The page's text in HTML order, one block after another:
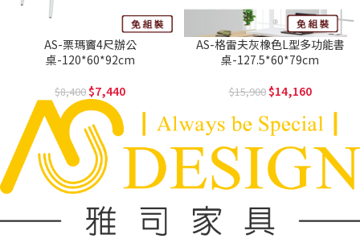
AS-栗瑪竇4尺辦公
桌-120*60*92cm
8,400 7,440
AS-格雷夫灰橡色L型多功能書
桌-127.5*60*79cm
15,900 14,160